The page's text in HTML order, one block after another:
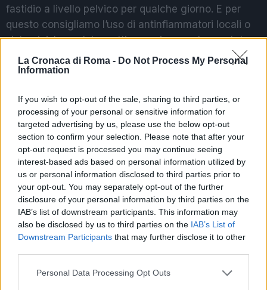
La Cronaca di Roma - Do Not Process My Personal
Information
If you wish to opt-out of the sale, sharing to third parties, or
processing of your personal or sensitive information for
targeted advertising by us, please use the below opt-out
section to confirm your selection. Please note that after your
opt-out request is processed you may continue seeing
interest-based ads based on personal information utilized by
us or personal information disclosed to third parties prior to
your opt-out. You may separately opt-out of the further
disclosure of your personal information by third parties on the
IAB’s list of downstream participants. This information may
also be disclosed by us to third parties on the IAB’s List of
Downstream Participants that may further disclose it to other
Please note that this website/app uses one or more Google
Personal Data Processing Opt Outs
fastidio a livello pelvico per qualche giorno. E per
questo consigliamo l’uso di antinfiammatori locali o
sistemici. In qualche settimana, invece, la prostata
comincia a ridursi. Dopo tre mesi, gli effetti sono
tangibili”.
Chi può effettuare l’intervento? “La letteratura
scientifica di supporto include ormai numerosi studi
prospettici e studi clinici randomizzati (Rct), che
hanno portato al riconoscimento della procedura
nelle attuali linee guida della Società Americana di
Urologia, quale alternativa all’intervento chirurgico in
molti casi. Sempre in accordo con l’urologo è senza
dubbio proposto nei pazienti in cui la chirurgia è
positivissimi riscontri in pazienti anziani con cateteri